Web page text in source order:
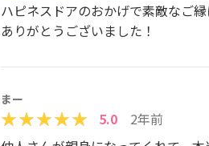
ハピネスドアのおかげで素敵なご
ありがとうございました！
まー
5.0
2年前